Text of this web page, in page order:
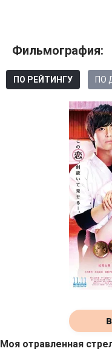
Фильмография:
ПО РЕЙТИНГУ ПО
Моя отравленная